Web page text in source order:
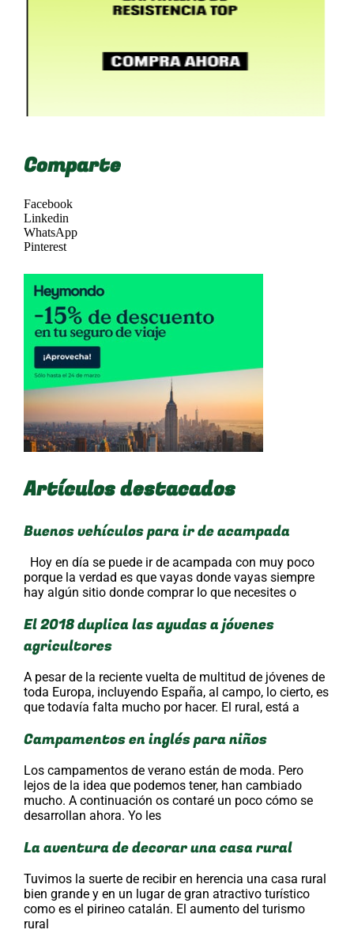
Comparte
Facebook
Linkedin
WhatsApp
Pinterest
Artículos destacados
Buenos vehículos para ir de acampada
Hoy en día se puede ir de acampada con muy poco
porque la verdad es que vayas donde vayas siempre
hay algún sitio donde comprar lo que necesites o
El 2018 duplica las ayudas a jóvenes
agricultores
A pesar de la reciente vuelta de multitud de jóvenes de
toda Europa, incluyendo España, al campo, lo cierto, es
que todavía falta mucho por hacer. El rural, está a
Campamentos en inglés para niños
Los campamentos de verano están de moda. Pero
lejos de la idea que podemos tener, han cambiado
mucho. A continuación os contaré un poco cómo se
desarrollan ahora. Yo les
La aventura de decorar una casa rural
Tuvimos la suerte de recibir en herencia una casa rural
bien grande y en un lugar de gran atractivo turístico
como es el pirineo catalán. El aumento del turismo
rural